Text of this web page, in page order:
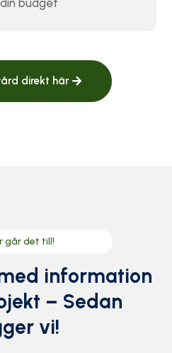
budget
direkt här
går det till!
information
– Sedan
vi!